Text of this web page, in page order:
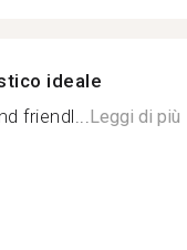
ideale
friendl...Leggi di più